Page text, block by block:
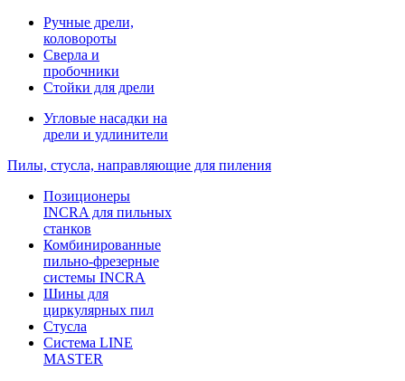
Ручные дрели,
коловороты
Сверла и
пробочники
Стойки для дрели
Угловые насадки на
дрели и удлинители
Пилы, стусла, направляющие для пиления
Позиционеры
INCRA для пильных
станков
Комбинированные
пильно-фрезерные
системы INCRA
Шины для
циркулярных пил
Стусла
Система LINE
MASTER